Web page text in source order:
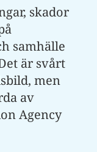
skador
samhälle
är svårt
men
av
Agency